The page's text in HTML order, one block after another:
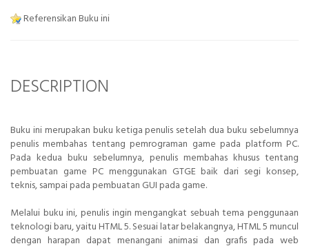
Referensikan Buku ini
DESCRIPTION
Buku ini merupakan buku ketiga penulis setelah dua buku sebelumnya
penulis membahas tentang pemrograman game pada platform PC.
Pada kedua buku sebelumnya, penulis membahas khusus tentang
pembuatan game PC menggunakan GTGE baik dari segi konsep,
teknis, sampai pada pembuatan GUI pada game.
Melalui buku ini, penulis ingin mengangkat sebuah tema penggunaan
teknologi baru, yaitu HTML 5. Sesuai latar belakangnya, HTML 5 muncul
dengan harapan dapat menangani animasi dan grafis pada web